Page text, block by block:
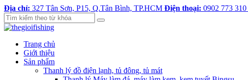
Địa chỉ: 327 Tân Sơn, P15, Q.Tân Bình, TP.HCM Điện thoại: 0902 773 310
Trang chủ
Giới thiệu
Sản phẩm
Thanh lý đồ điện lạnh, tủ đông, tủ mát